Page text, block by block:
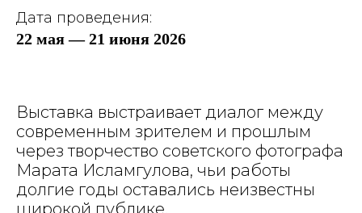
Дата проведения:
22 мая — 21 июня 2026
Выставка выстраивает диалог между
современным зрителем и прошлым
через творчество советского фотографа
Марата Исламгулова, чьи работы
долгие годы оставались неизвестны
широкой публике.